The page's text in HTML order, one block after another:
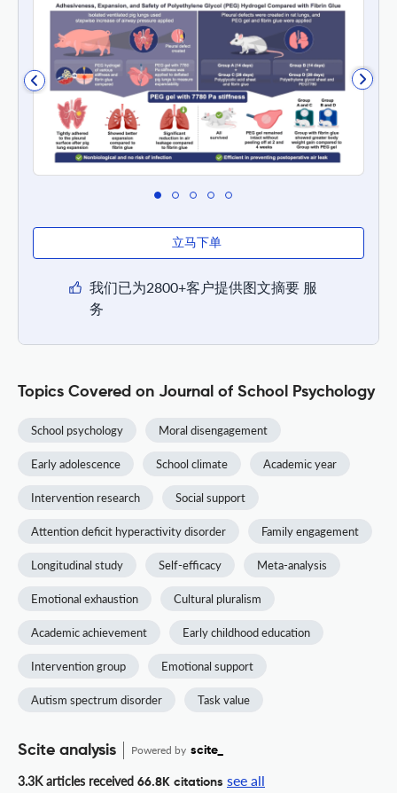
立马下单
我们已为2800+客户提供图文摘要 服
务
Topics Covered on Journal of School Psychology
School psychology Moral disengagement
Early adolescence School climate Academic year
Intervention research Social support
Attention deficit hyperactivity disorder Family engagement
Longitudinal study Self-efficacy Meta-analysis
Emotional exhaustion Cultural pluralism
Academic achievement Early childhood education
Intervention group Emotional support
Autism spectrum disorder Task value
Scite analysis Powered by scite_
3.3K articles received 66.8K citations see all